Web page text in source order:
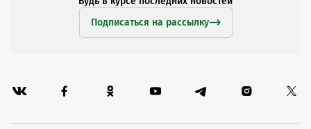
Подписаться на рассылку